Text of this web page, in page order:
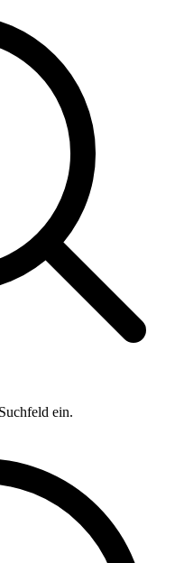
ein.